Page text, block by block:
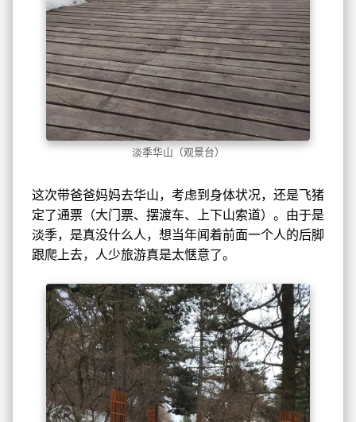
淡季华山（观景台）
这次带爸爸妈妈去华山，考虑到身体状况，还是飞猪
定了通票（大门票、摆渡车、上下山索道）。由于是
淡季，是真没什么人，想当年闻着前面一个人的后脚
跟爬上去，人少旅游真是太惬意了。